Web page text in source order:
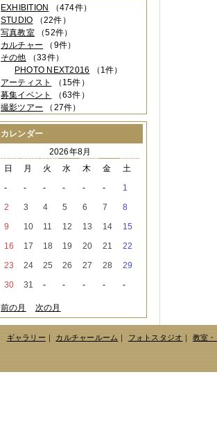
2022年07月（3件）
2022年05月（4件）
2022年04月（2件）
2022年03月
（5件）
2022年02月（3件）
2022年01月（3件）
2021年12月（2件）
2021年11月（3件）
2021年10月
（1件）
2021年08月
2021年07月（1件）
（3件）
2021年05月（2件）
2021年02月 （1件）
2020年12月（3件）
2020年11月 （6件）
2020年09月（5件）
2020年08月
2020年06月（2件）
2020年04月（4件）
2020年03月（9件）
2020年02月（3件）
2020年01月（5件）
2019年12月（3件）
EXHIBITION （474件）
STUDIO （22件）
写真教室（52件）
カルチャー （9件）
その他 （33件）
PHOTO NEXT2016 （1件）
アーティスト
（15件）
募集イベント
（63件）
撮影ツアー （27件）
カレンダー
2026年8月
日
月 火 水 木 金
土
-
- - - - -
1
2
3 4 5 6 7
8
9
10 11 12 13 14
15
16
17 18 19 20 21
22
23
24 25 26 27 28
29
30
31 - - - - -
前の月 次の月
ギャラリー｜ カルチャールーム｜ フォトスタジオ｜ 教室